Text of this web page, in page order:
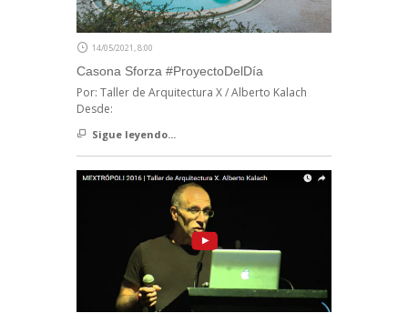
14/05/2021, 8:00
Casona Sforza #ProyectoDelDía
Por: Taller de Arquitectura X / Alberto Kalach
Desde:
Sigue leyendo...